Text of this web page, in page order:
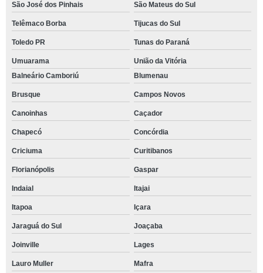
São José dos Pinhais São Mateus do Sul
Telêmaco Borba Tijucas do Sul
Toledo PR Tunas do Paraná
Umuarama
União da Vitória
Balneário Camboriú
Blumenau
Brusque Campos Novos
Canoinhas Caçador
Chapecó Concórdia
Criciuma Curitibanos
Florianópolis Gaspar
Indaial Itajai
Itapoa Içara
Jaraguá do Sul Joaçaba
Joinville Lages
Lauro Muller Mafra